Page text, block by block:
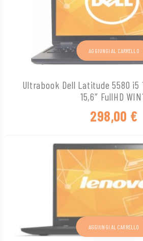
Ultrabook Dell Latitude 5580 i5
15,6″ FullHD
298,00 €
AGGIUNGI AL CARRELLO
AGGIUNGI AL CARRELLO